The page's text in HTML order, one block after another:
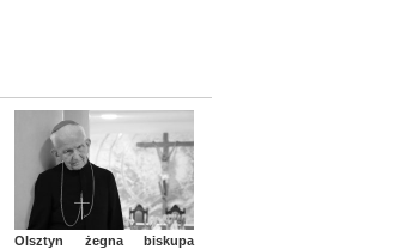
Olsztyn żegna biskupa